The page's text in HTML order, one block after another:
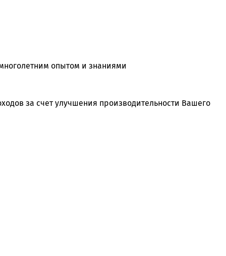
опытом и знаниями
за счет улучшения производительности Вашего